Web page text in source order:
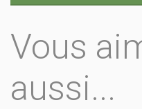
Vous
aussi...